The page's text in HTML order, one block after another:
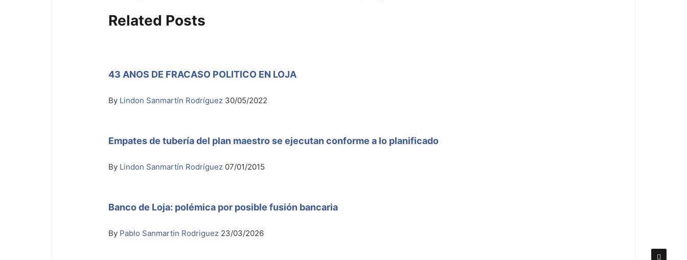
Related Posts
43 ANOS DE FRACASO POLITICO EN LOJA
By Lindon Sanmartín Rodríguez 30/05/2022
Empates de tubería del plan maestro se ejecutan conforme a lo planificado
By Lindon Sanmartín Rodríguez 07/01/2015
Banco de Loja: polémica por posible fusión bancaria
By Pablo Sanmartin Rodriguez 23/03/2026